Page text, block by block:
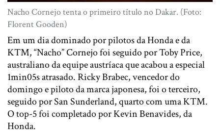
Nacho Cornejo tenta o primeiro título no Dakar. (Foto:
Florent Gooden)
Em um dia dominado por pilotos da Honda e da
KTM, “Nacho” Cornejo foi seguido por Toby Price,
australiano da equipe austríaca que acabou a especial
1min05s atrasado. Ricky Brabec, vencedor do
domingo e piloto da marca japonesa, foi o terceiro,
seguido por San Sunderland, quarto com uma KTM.
O top-5 foi completado por Kevin Benavides, da
Honda.